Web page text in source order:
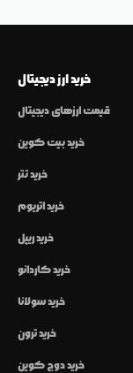
خرید ارز دیجیتال
قیمت ارزهای دیجیتال
خرید بیت کوین
خرید تتر
خرید اتریوم
خرید ریپل
خرید کاردانو
خرید سولانا
خرید ترون
خرید دوج کوین